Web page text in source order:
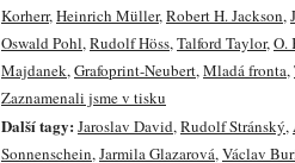
Korherr,Heinrich Müller,Robert H. Jackson,
Oswald Pohl,Rudolf Höss,Talford Taylor,O.
Majdanek,Grafoprint-Neubert,Mladá fronta,
Zaznamenali jsme v tisku
Další tagy: Jaroslav David,Rudolf Stránský,
Sonnenschein,Jarmila Glazarová,Václav